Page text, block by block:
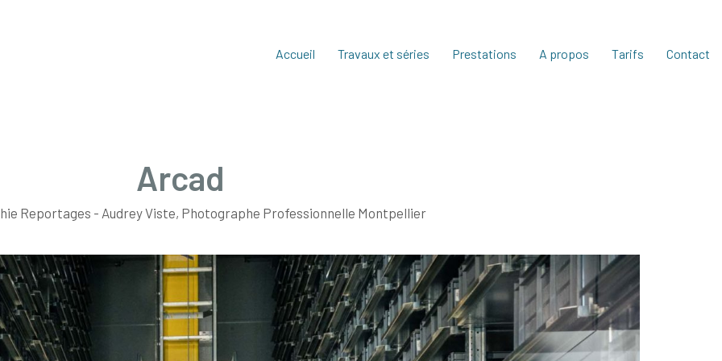
Accueil Travaux et séries Prestations A propos Tarifs Contact
Arcad
Reportages - Audrey Viste, Photographe Professionnelle Montpellier